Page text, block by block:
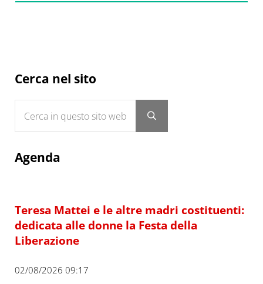
Sidebar
Cerca nel sito
Submit search
Agenda
Teresa Mattei e le altre madri costituenti:
dedicata alle donne la Festa della
Liberazione
02/08/2026 09:17